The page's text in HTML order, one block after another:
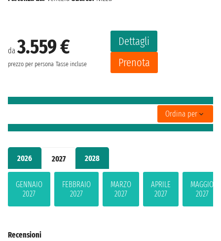
2026 2027 2028
GENNAIO
2027
FEBBRAIO
2027
MARZO
2027
APRILE
2027
MAGGIO
2027
da3.559 €
prezzo per persona Tasse incluse
Dettagli
Prenota
Ordina per
Recensioni